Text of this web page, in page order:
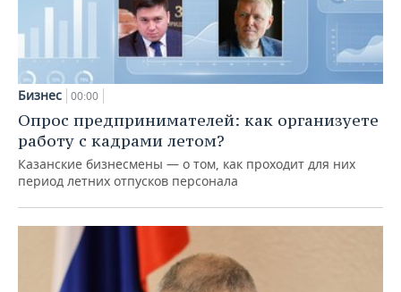
Бизнес 00:00
Опрос предпринимателей: как организуете
работу с кадрами летом?
Казанские бизнесмены — о том, как проходит для них
период летних отпусков персонала